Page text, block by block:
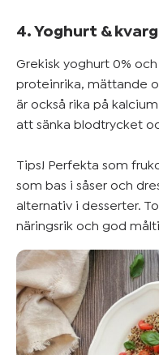
4. Yoghurt & kvarg
Grekisk yoghurt 0%
proteinrika, mättande
är också rika på
att sänka blodtrycket
Tips! Perfekta som
som bas i såser och
alternativ i desserter.
näringsrik och god